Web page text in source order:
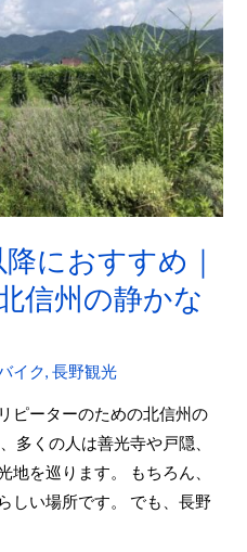
におすすめ｜
信州の静かな
イク,長野観光
ピーターのための北信州の
多くの人は善光寺や戸隠、
地を巡ります。 もちろん、
しい場所です。 でも、長野